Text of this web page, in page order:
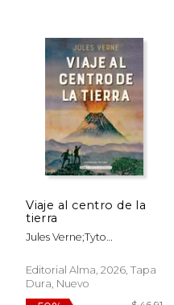
15%
dcto. $ 16.11
Viaje al centro de la
tierra
Jules Verne;Tyto
Editorial Alma, 2026, Tapa
Dura, Nuevo